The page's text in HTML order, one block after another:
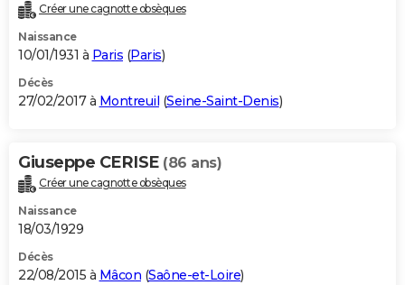
Créer une cagnotte obsèques
Naissance
10/01/1931 à Paris (Paris)
Décès
27/02/2017 à Montreuil (Seine-Saint-Denis)
Giuseppe CERISE (86 ans)
Créer une cagnotte obsèques
Naissance
18/03/1929
Décès
22/08/2015 à Mâcon (Saône-et-Loire)